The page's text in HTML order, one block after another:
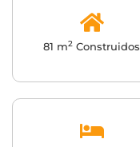
81 m2 Construidos